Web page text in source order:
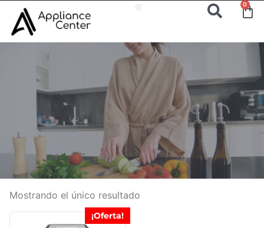
0
Mostrando el único resultado
¡Oferta!